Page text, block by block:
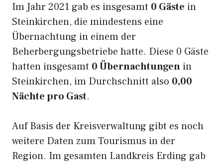
Im Jahr 2021 gab es insgesamt 0 Gäste in
Steinkirchen, die mindestens eine
Übernachtung in einem der
Beherbergungsbetriebe hatte. Diese 0 Gäste
hatten insgesamt 0 Übernachtungen in
Steinkirchen, im Durchschnitt also 0,00
Nächte pro Gast.
Auf Basis der Kreisverwaltung gibt es noch
weitere Daten zum Tourismus in der
Region. Im gesamten Landkreis Erding gab